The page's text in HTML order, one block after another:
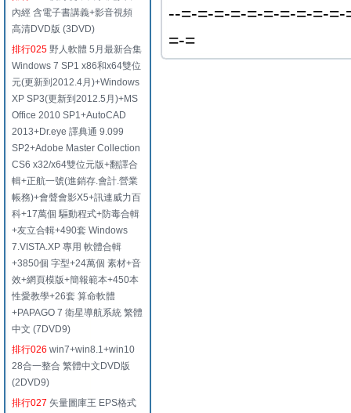
內經 含電子書講義+影音視頻
高清DVD版 (3DVD)
排行025 野人軟體 5月最新合集
Windows 7 SP1 x86和x64雙位
元(更新到2012.4月)+Windows
XP SP3(更新到2012.5月)+MS
Office 2010 SP1+AutoCAD
2013+Dr.eye 譯典通 9.099
SP2+Adobe Master Collection
CS6 x32/x64雙位元版+翻譯合
輯+正航一號(進銷存.會計.營業
帳務)+會聲會影X5+訊連威力百
科+17萬個 驅動程式+防毒合輯
+友立合輯+490套 Windows
7.VISTA.XP 專用 軟體合輯
+3850個 字型+24萬個 素材+音
效+網頁模版+簡報範本+450本
性愛教學+26套 算命軟體
+PAPAGO 7 衛星導航系統 繁體
中文 (7DVD9)
排行026 win7+win8.1+win10
28合一整合 繁體中文DVD版
(2DVD9)
排行027 矢量圖庫王 EPS格式
--=-=-=-=-=-=-=-=-=-
=-=